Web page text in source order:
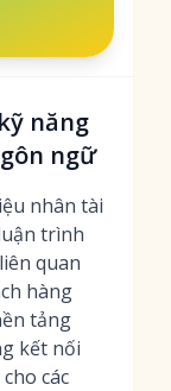
năng
ngữ
nhân tài
trình
quan
hàng
tảng
kết nối
các